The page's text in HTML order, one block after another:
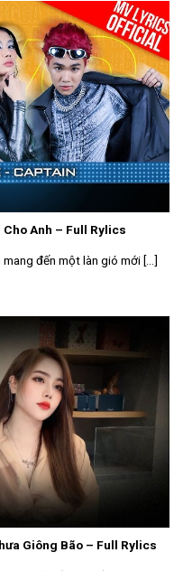
Cho Anh – Full Rylics
đến một làn gió mới [...]
Giông Bão – Full Rylics